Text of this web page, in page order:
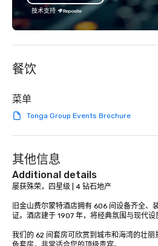
技术支持
餐饮
菜单
Tonga Group Events Brochure
其他信息
Additional details
屡获殊荣，四星级 | 4 钻石地产
旧金山费尔蒙特酒店拥有 606 间设备齐全、
证。酒店建于 1907 年，将经典氛围与现代设
我们的 62 间套房可欣赏到城市和海湾的壮丽